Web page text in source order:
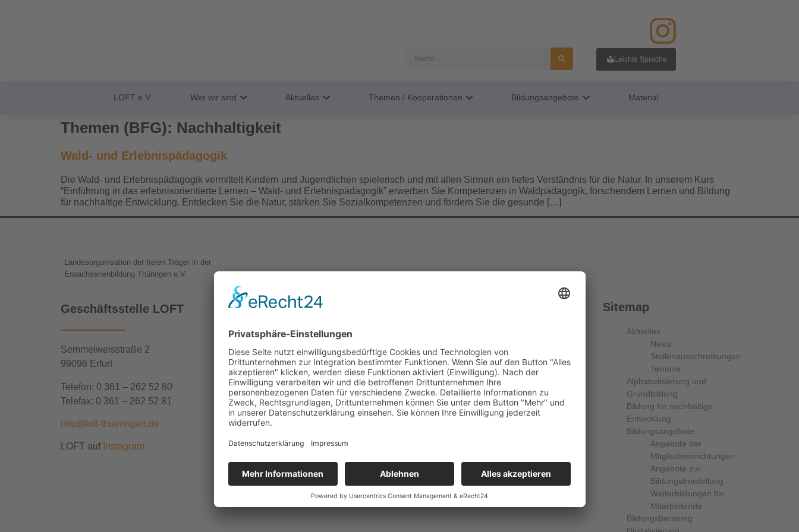
Leichte Sprache
LOFT e.V. Wer wir sind Aktuelles Themen / Kooperationen Bildungsangebote Material
Themen (BFG): Nachhaltigkeit
Wald- und Erlebnispädagogik
Die Wald- und Erlebnispädagogik vermittelt Kindern und Jugendlichen spielerisch und mit allen Sinnen ein tiefes Verständnis für die Natur. In unserem Kurs
“Einführung in das erlebnisorientierte Lernen – Wald- und Erlebnispädagogik” erwerben Sie Kompetenzen in Waldpädagogik, forschendem Lernen und Bildung
für nachhaltige Entwicklung. Entdecken Sie die Natur, stärken Sie Sozialkompetenzen und fördern Sie die gesunde […]
Landesorganisation der freien Träger in der
Erwachsenenbildung Thüringen e.V.
Geschäftsstelle LOFT
Semmelweisstraße 2
99096 Erfurt
Telefon: 0 361 – 262 52 80
Telefax: 0 361 – 262 52 81
info@loft-thueringen.de
LOFT auf Instagram
News
Termine
Stellenausschreibungen
Angebote der Mitgliedseinrichtungen
Unsere Positionen
Sitemap
Aktuelles
News
Stellenausschreibungen
Termine
Alphabetisierung und
Grundbildung
Bildung für nachhaltige
Entwicklung
Bildungsangebote
Angebote der
Mitgliedseinrichtungen
Angebote zur
Bildungsfreistellung
Weiterbildungen für
Mitarbeitende
Bildungsberatung